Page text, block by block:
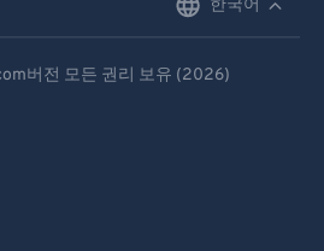
한국어
버전 모든 권리 보유 (2026)